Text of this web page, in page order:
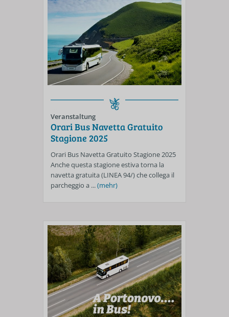
Veranstaltung
Orari Bus Navetta Gratuito
Stagione 2025
Orari Bus Navetta Gratuito Stagione 2025
Anche questa stagione estiva torna la
navetta gratuita (LINEA 94/) che collega il
parcheggio a ...(mehr)